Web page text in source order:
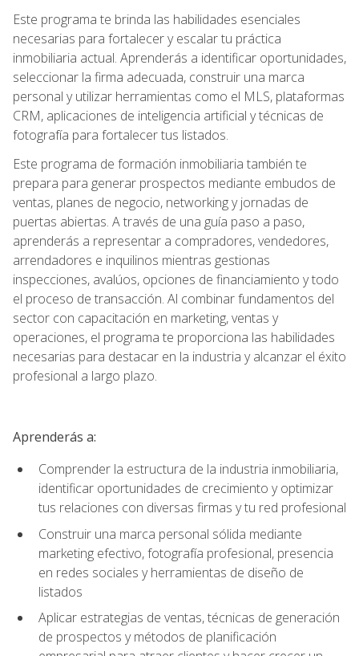
Este programa te brinda las habilidades esenciales
necesarias para fortalecer y escalar tu práctica
inmobiliaria actual. Aprenderás a identificar oportunidades,
seleccionar la firma adecuada, construir una marca
personal y utilizar herramientas como el MLS, plataformas
CRM, aplicaciones de inteligencia artificial y técnicas de
fotografía para fortalecer tus listados.
Este programa de formación inmobiliaria también te
prepara para generar prospectos mediante embudos de
ventas, planes de negocio, networking y jornadas de
puertas abiertas. A través de una guía paso a paso,
aprenderás a representar a compradores, vendedores,
arrendadores e inquilinos mientras gestionas
inspecciones, avalúos, opciones de financiamiento y todo
el proceso de transacción. Al combinar fundamentos del
sector con capacitación en marketing, ventas y
operaciones, el programa te proporciona las habilidades
necesarias para destacar en la industria y alcanzar el éxito
profesional a largo plazo.
Aprenderás a:
Comprender la estructura de la industria inmobiliaria,
identificar oportunidades de crecimiento y optimizar
tus relaciones con diversas firmas y tu red profesional
Construir una marca personal sólida mediante
marketing efectivo, fotografía profesional, presencia
en redes sociales y herramientas de diseño de
listados
Aplicar estrategias de ventas, técnicas de generación
de prospectos y métodos de planificación